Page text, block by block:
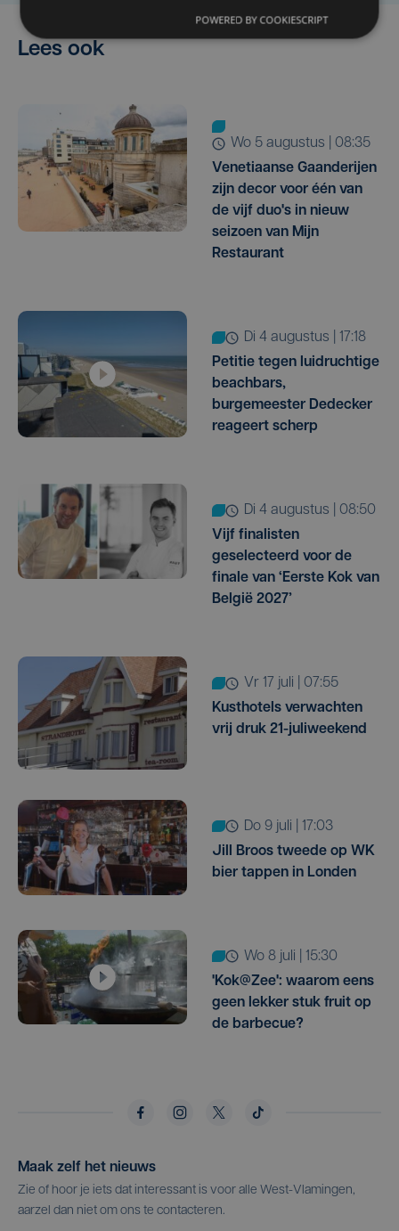
Lees ook
wo 5 augustus | 08:35
Venetiaanse Gaanderijen
zijn decor voor één van
de vijf duo's in nieuw
seizoen van Mijn
Restaurant
di 4 augustus | 17:18
Petitie tegen luidruchtige
beachbars,
burgemeester Dedecker
reageert scherp
di 4 augustus | 08:50
Vijf finalisten
geselecteerd voor de
finale van ‘Eerste Kok van
België 2027’
vr 17 juli | 07:55
Kusthotels verwachten
vrij druk 21-juliweekend
do 9 juli | 17:03
Jill Broos tweede op WK
bier tappen in Londen
wo 8 juli | 15:30
'Kok@Zee': waarom eens
geen lekker stuk fruit op
de barbecue?
Maak zelf het nieuws
Zie of hoor je iets dat interessant is voor alle West-Vlamingen,
aarzel dan niet om ons te contacteren.
POWERED BY COOKIESCRIPT